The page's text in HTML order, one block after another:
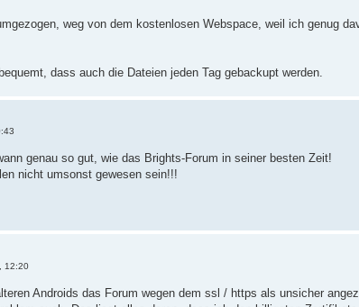
weg von dem kostenlosen Webspace, weil ich genug
dass auch die Dateien jeden Tag gebackupt werden.
genau so gut, wie das Brights-Forum in seiner besten Zeit!
nicht umsonst gewesen sein!!!
12:20
Androids das Forum wegen dem ssl / https als unsicher